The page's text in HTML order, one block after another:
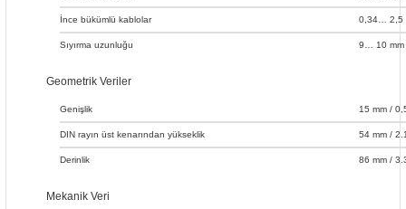
İnce bükümlü kablolar 0,34… 2,5
Sıyırma uzunluğu 9… 10
Geometrik Veriler
Genişlik 15 mm /
DIN rayın üst kenarından yükseklik 54 mm /
Derinlik 86 mm /
Mekanik Veri